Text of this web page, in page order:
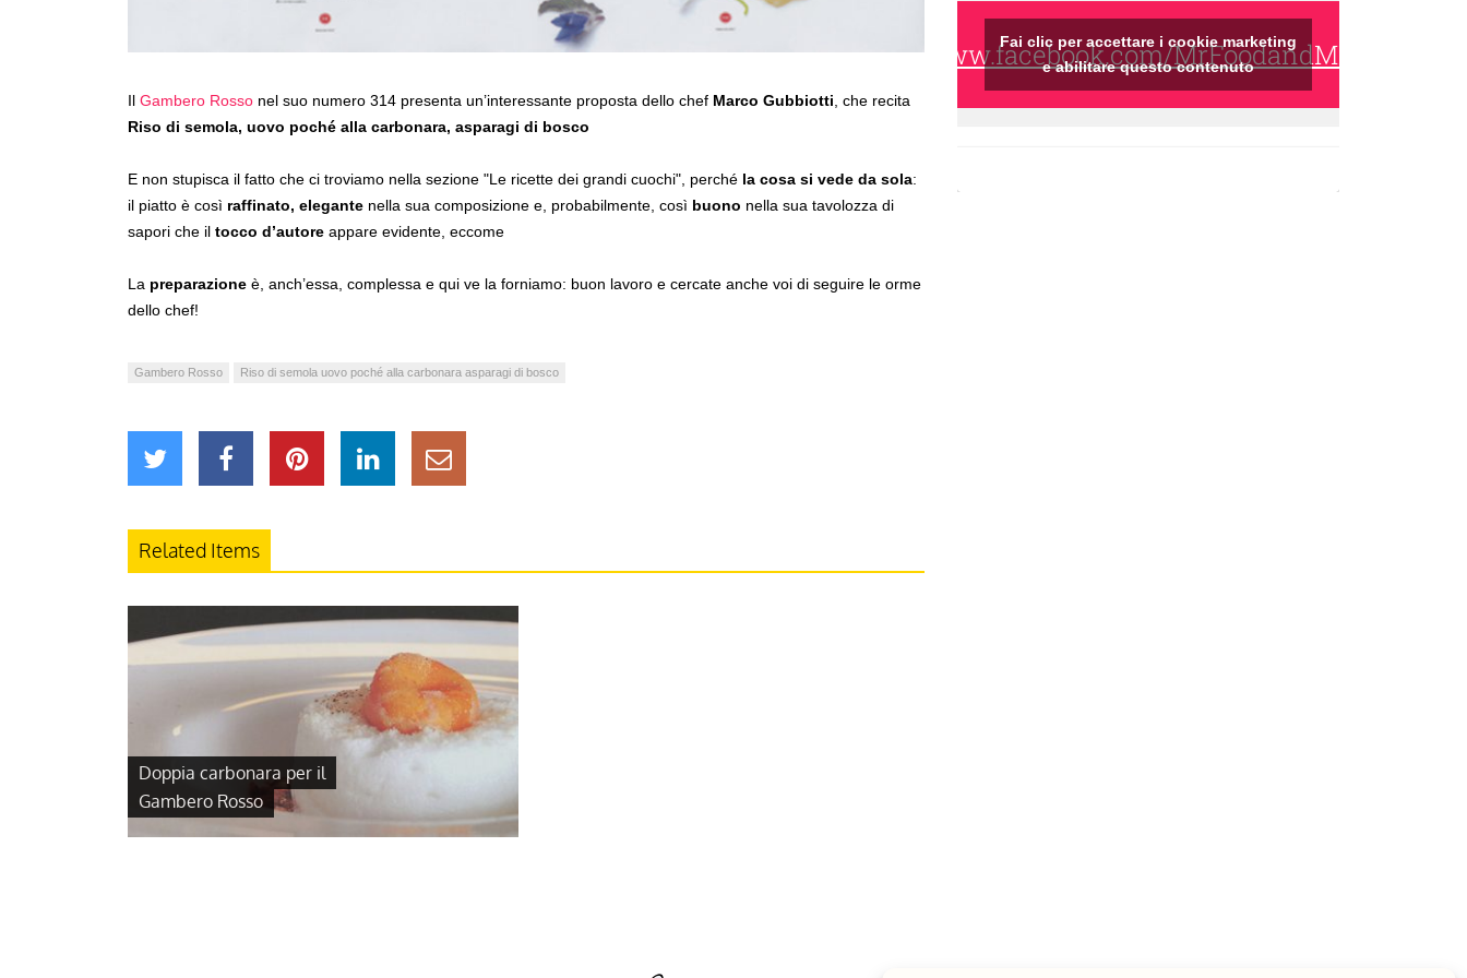
Il Gambero Rosso nel suo numero 314 presenta un’interessante proposta dello chef Marco Gubbiotti , che recita
Riso di semola, uovo poché alla carbonara, asparagi di bosco
E non stupisca il fatto che ci troviamo nella sezione "Le ricette dei grandi cuochi", perché la cosa si vede da sola:
il piatto è così raffinato, elegante nella sua composizione e, probabilmente, così buono nella sua tavolozza di
sapori che il tocco d’autore appare evidente, eccome
La preparazione è, anch’essa, complessa e qui ve la forniamo: buon lavoro e cercate anche voi di seguire le orme
dello chef!
Gambero Rosso Riso di semola uovo poché alla carbonara asparagi di bosco
Related Items
Doppia carbonara per il
Gambero Rosso
https://www.facebook.com/MrFoodandMrsWine/
Fai clic per accettare i cookie marketing
e abilitare questo contenuto